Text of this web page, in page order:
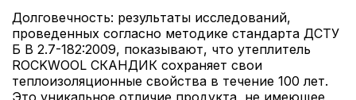
Долговечность: результаты исследований,
проведенных согласно методике стандарта ДСТУ
Б В 2.7-182:2009, показывают, что утеплитель
ROCKWOOL СКАНДИК сохраняет свои
теплоизоляционные свойства в течение 100 лет.
Это уникальное отличие продукта, не имеющее